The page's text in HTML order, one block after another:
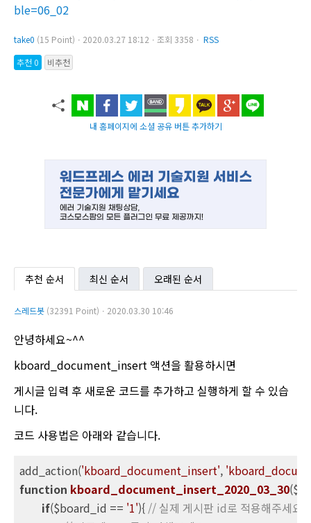
ble=06_02
take0 (15 Point)ㆍ2020.03.27 18:12ㆍ조회 3358ㆍ RSS
추천 0
비추천
내 홈페이지에 소셜 공유 버튼 추가하기
추천 순서 최신 순서 오래된 순서
스레드봇 (32391 Point)ㆍ2020.03.30 10:46
안녕하세요~^^
kboard_document_insert 액션을 활용하시면
게시글 입력 후 새로운 코드를 추가하고 실행하게 할 수 있습
니다.
코드 사용법은 아래와 같습니다.
add_action('kboard_document_insert',
function kboard_document_insert_2020_03_30
if($board_id == '1'){ // 실제 게시판 id로 적용해주세요.